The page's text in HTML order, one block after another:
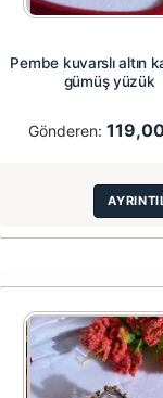
Pembe kuvarslı altın
gümüş yüzük
Gönderen: